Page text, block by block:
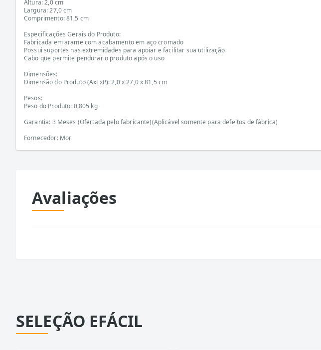
Altura: 2,0 cm
Largura: 27,0 cm
Comprimento: 81,5 cm
Especificações Gerais do Produto:
Fabricada em arame com acabamento em aço cromado
Possui suportes nas extremidades para apoiar e facilitar sua utilização
Cabo que permite pendurar o produto após o uso
Dimensões:
Dimensão do Produto (AxLxP): 2,0 x 27,0 x 81,5 cm
Pesos:
Peso do Produto: 0,805 kg
Garantia: 3 Meses (Ofertada pelo fabricante)(Aplicável somente para defeitos de fábrica)
Fornecedor: Mor
Avaliações
SELEÇÃO EFÁCIL